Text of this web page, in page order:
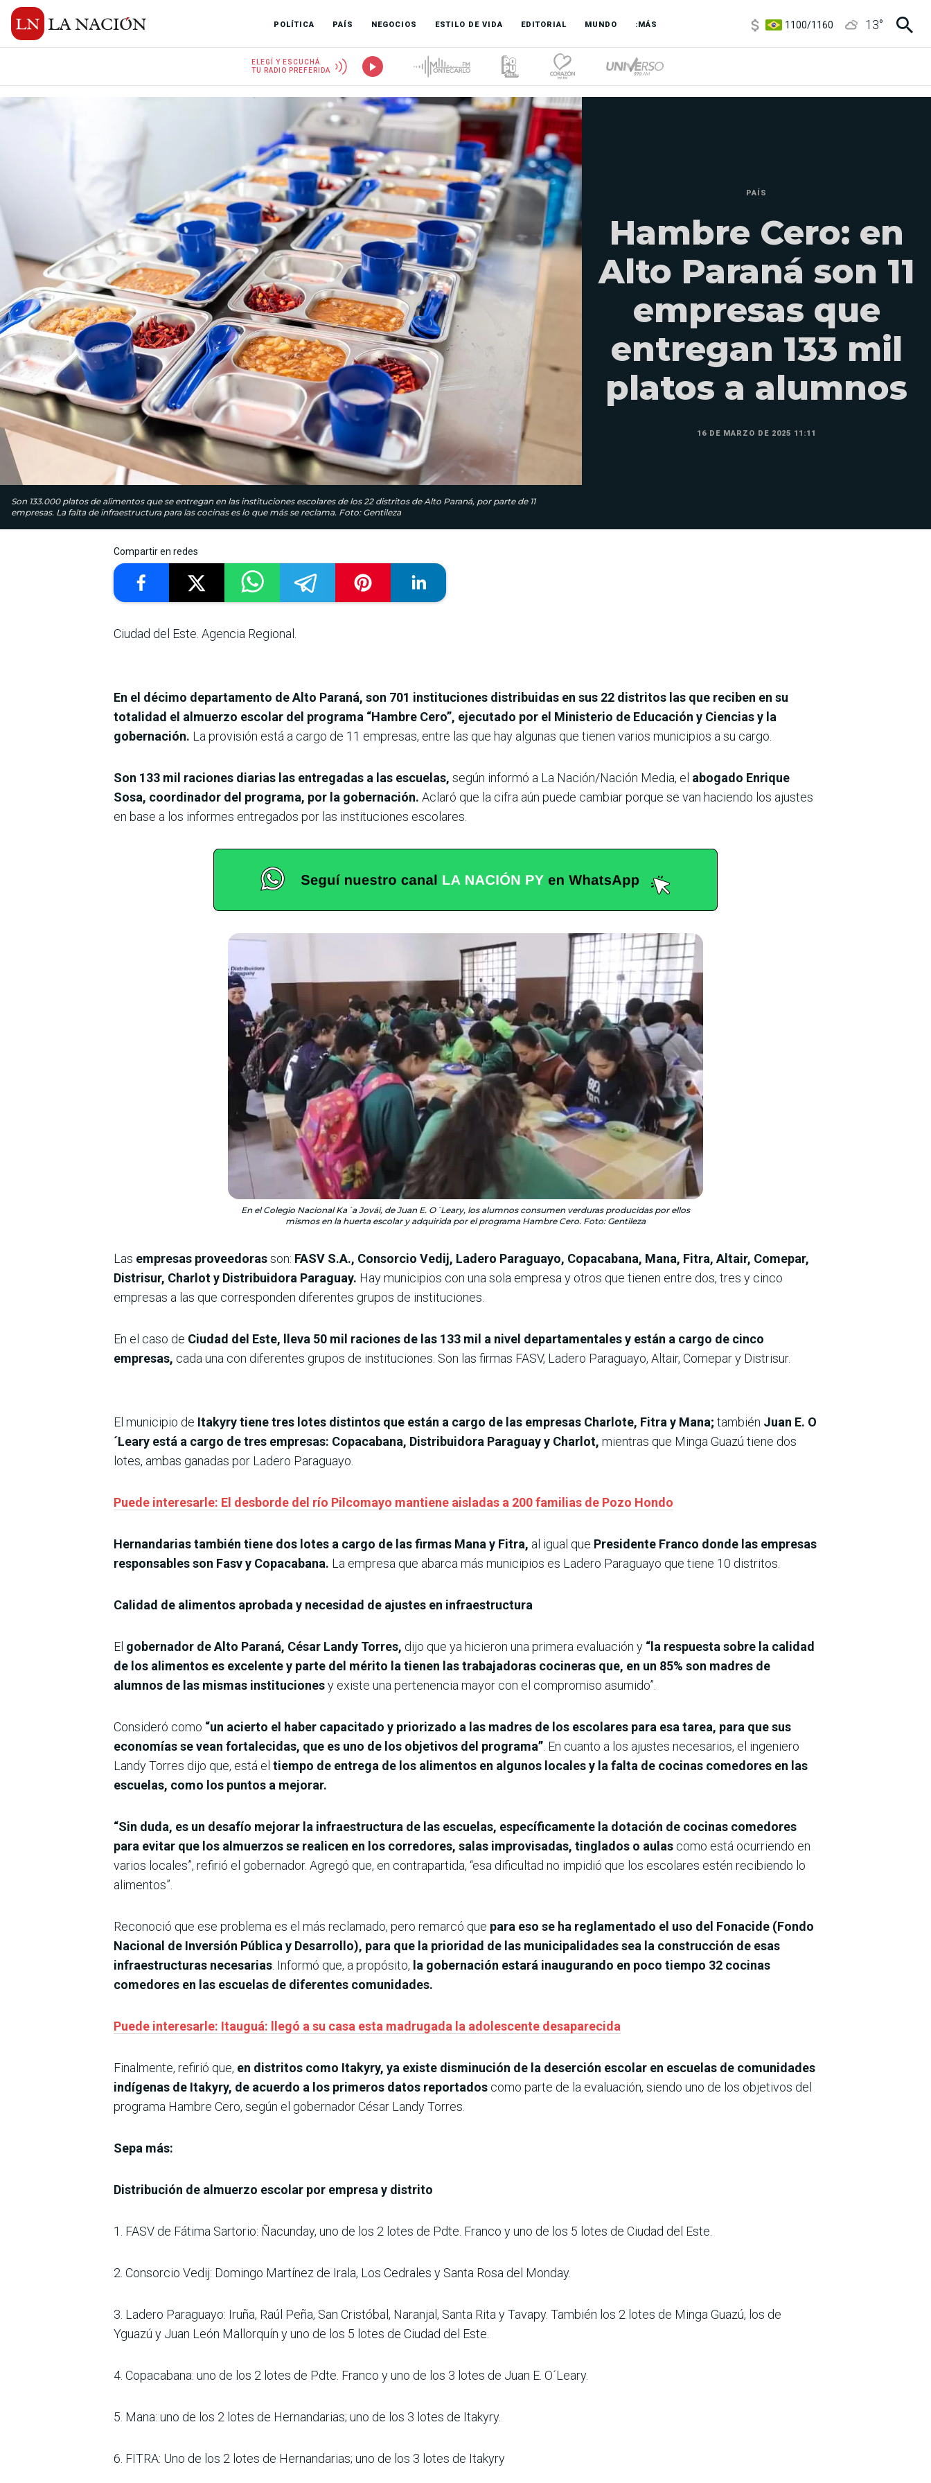
POLÍTICA PAÍS NEGOCIOS ESTILO DE VIDA EDITORIAL MUNDO :MÁS
3,8/4
13°
ELEGÍ Y ESCUCHÁ
TU RADIO PREFERIDA
Son 133.000 platos de alimentos que se entregan en las instituciones escolares de los 22 distritos de Alto Paraná, por parte de 11
empresas. La falta de infraestructura para las cocinas es lo que más se reclama. Foto: Gentileza
PAÍS
Hambre Cero: en
Alto Paraná son 11
empresas que
entregan 133 mil
platos a alumnos
16 DE MARZO DE 2025 11:11
Compartir en redes
Ciudad del Este. Agencia Regional.
En el décimo departamento de Alto Paraná, son 701 instituciones distribuidas en sus 22 distritos las que reciben en su
totalidad el almuerzo escolar del programa “Hambre Cero”, ejecutado por el Ministerio de Educación y Ciencias y la
gobernación. La provisión está a cargo de 11 empresas, entre las que hay algunas que tienen varios municipios a su cargo.
Son 133 mil raciones diarias las entregadas a las escuelas, según informó a La Nación/Nación Media, el abogado Enrique
Sosa, coordinador del programa, por la gobernación. Aclaró que la cifra aún puede cambiar porque se van haciendo los ajustes
en base a los informes entregados por las instituciones escolares.
En el Colegio Nacional Ka´a Jovái, de Juan E. O´Leary, los alumnos consumen verduras producidas por ellos
mismos en la huerta escolar y adquirida por el programa Hambre Cero. Foto: Gentileza
Las empresas proveedorasson: FASV S.A., Consorcio Vedij, Ladero Paraguayo, Copacabana, Mana, Fitra, Altair, Comepar,
Distrisur, Charlot y Distribuidora Paraguay. Hay municipios con una sola empresa y otros que tienen entre dos, tres y cinco
empresas a las que corresponden diferentes grupos de instituciones.
En el caso de Ciudad del Este, lleva 50 mil raciones de las 133 mil a nivel departamentales y están a cargo de cinco
empresas, cada una con diferentes grupos de instituciones. Son las firmas FASV, Ladero Paraguayo, Altair, Comepar y Distrisur.
El municipio de Itakyry tiene tres lotes distintos que están a cargo de las empresas Charlote, Fitra y Mana; también Juan E. O
´Leary está a cargo de tres empresas: Copacabana, Distribuidora Paraguay y Charlot, mientras que Minga Guazú tiene dos
lotes, ambas ganadas por Ladero Paraguayo.
Puede interesarle: El desborde del río Pilcomayo mantiene aisladas a 200 familias de Pozo Hondo
Hernandarias también tiene dos lotes a cargo de las firmas Mana y Fitra, al igual que Presidente Franco donde las empresas
responsables son Fasv y Copacabana. La empresa que abarca más municipios es Ladero Paraguayo que tiene 10 distritos.
Calidad de alimentos aprobada y necesidad de ajustes en infraestructura
El gobernador de Alto Paraná, César Landy Torres, dijo que ya hicieron una primera evaluación y “la respuesta sobre la calidad
de los alimentos es excelente y parte del mérito la tienen las trabajadoras cocineras que, en un 85% son madres de
alumnos de las mismas institucionesy existe una pertenencia mayor con el compromiso asumido”.
Consideró como “un acierto el haber capacitado y priorizado a las madres de los escolares para esa tarea, para que sus
economías se vean fortalecidas, que es uno de los objetivos del programa” . En cuanto a los ajustes necesarios, el ingeniero
Landy Torres dijo que, está el tiempo de entrega de los alimentos en algunos locales y la falta de cocinas comedores en las
escuelas, como los puntos a mejorar.
“Sin duda, es un desafío mejorar la infraestructura de las escuelas, específicamente la dotación de cocinas comedores
para evitar que los almuerzos se realicen en los corredores, salas improvisadas, tinglados o aulas como está ocurriendo en
varios locales”, refirió el gobernador. Agregó que, en contrapartida, “esa dificultad no impidió que los escolares estén recibiendo lo
alimentos”.
Reconoció que ese problema es el más reclamado, pero remarcó que para eso se ha reglamentado el uso del Fonacide (Fondo
Nacional de Inversión Pública y Desarrollo), para que la prioridad de las municipalidades sea la construcción de esas
infraestructuras necesarias . Informó que, a propósito, la gobernación estará inaugurando en poco tiempo 32 cocinas
comedores en las escuelas de diferentes comunidades.
Puede interesarle: Itauguá: llegó a su casa esta madrugada la adolescente desaparecida
Finalmente, refirió que, en distritos como Itakyry, ya existe disminución de la deserción escolar en escuelas de comunidades
indígenas de Itakyry, de acuerdo a los primeros datos reportados como parte de la evaluación, siendo uno de los objetivos del
programa Hambre Cero, según el gobernador César Landy Torres.
Sepa más:
Distribución de almuerzo escolar por empresa y distrito
1. FASV de Fátima Sartorio: Ñacunday, uno de los 2 lotes de Pdte. Franco y uno de los 5 lotes de Ciudad del Este.
2. Consorcio Vedij: Domingo Martínez de Irala, Los Cedrales y Santa Rosa del Monday.
3. Ladero Paraguayo: Iruña, Raúl Peña, San Cristóbal, Naranjal, Santa Rita y Tavapy. También los 2 lotes de Minga Guazú, los de
Yguazú y Juan León Mallorquín y uno de los 5 lotes de Ciudad del Este.
4. Copacabana: uno de los 2 lotes de Pdte. Franco y uno de los 3 lotes de Juan E. O´Leary.
5. Mana: uno de los 2 lotes de Hernandarias; uno de los 3 lotes de Itakyry.
6. FITRA: Uno de los 2 lotes de Hernandarias; uno de los 3 lotes de Itakyry